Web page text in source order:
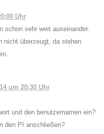
Uhr
schon sehr weit auseinander.
nicht überzeugt, da stehen
um 20:30 Uhr
und den benutzernamen ein?
den PI anschließen?